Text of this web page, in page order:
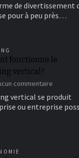
au
cirque
bon
de divertissement
pour à peu près…
fonctionne le
vertical?
commentaire
le
vertical se produit
ou entreprise